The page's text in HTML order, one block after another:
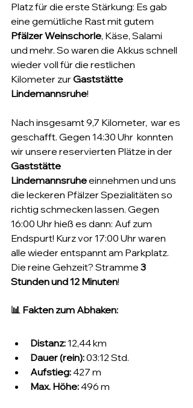
Platz für die erste Stärkung: Es gab
eine gemütliche Rast mit gutem
Pfälzer Weinschorle, Käse, Salami
und mehr. So waren die Akkus schnell
wieder voll für die restlichen
Kilometer zur Gaststätte
Lindemannsruhe!
Nach insgesamt 9,7 Kilometer,  war es
geschafft. Gegen 14:30 Uhr  konnten
wir unsere reservierten Plätze in der
Gaststätte
Lindemannsruhe einnehmen und uns
die leckeren Pfälzer Spezialitäten so
richtig schmecken lassen. Gegen
16:00 Uhr hieß es dann: Auf zum
Endspurt! Kurz vor 17:00 Uhr waren
alle wieder entspannt am Parkplatz.
Die reine Gehzeit? Stramme 3
Stunden und 12 Minuten!
📊 Fakten zum Abhaken:
Distanz: 12,44 km
Dauer (rein): 03:12 Std.
Aufstieg: 427 m
Max. Höhe: 496 m